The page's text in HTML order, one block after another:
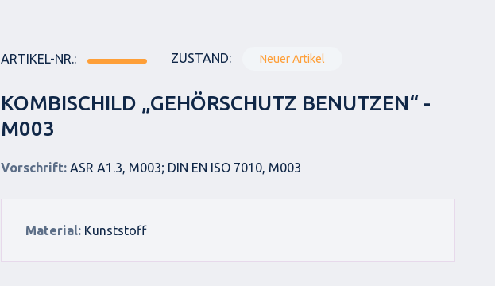
ARTIKEL-NR.: ZUSTAND: Neuer Artikel
KOMBISCHILD „GEHÖRSCHUTZ BENUTZEN“ -
M003
Vorschrift: ASR A1.3, M003; DIN EN ISO 7010, M003
Material: Kunststoff